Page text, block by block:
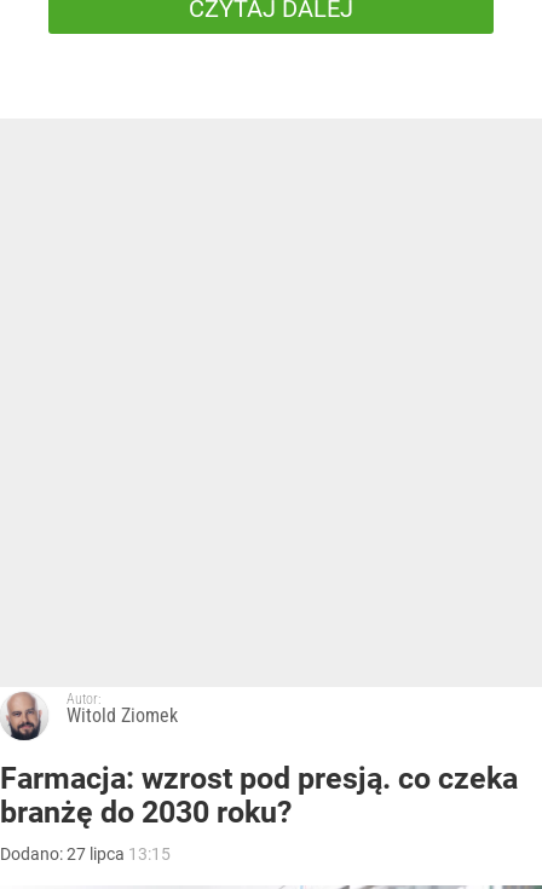
CZYTAJ DALEJ
Autor:
Witold Ziomek
Farmacja: wzrost pod presją. co czeka
branżę do 2030 roku?
Dodano:27 lipca 13:15